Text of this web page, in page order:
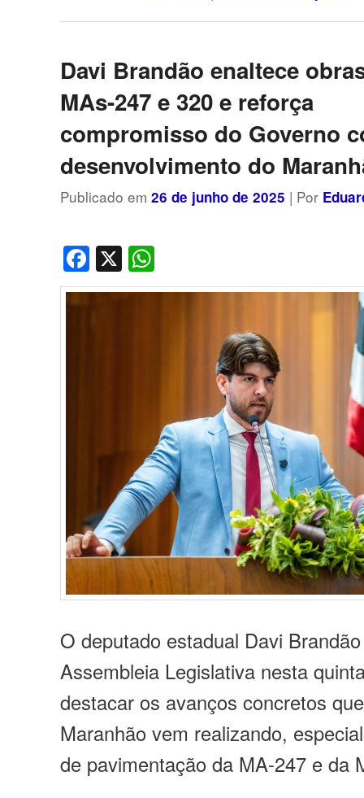
Davi Brandão enaltece
MAs-247 e 320 e reforça
compromisso do Governo
desenvolvimento do
Publicado em26 de junho de 2025 | Por
Facebook
X
O deputado estadual Davi
Assembleia Legislativa nesta
destacar os avanços concretos
Maranhão vem realizando,
de pavimentação da MA-247 e da